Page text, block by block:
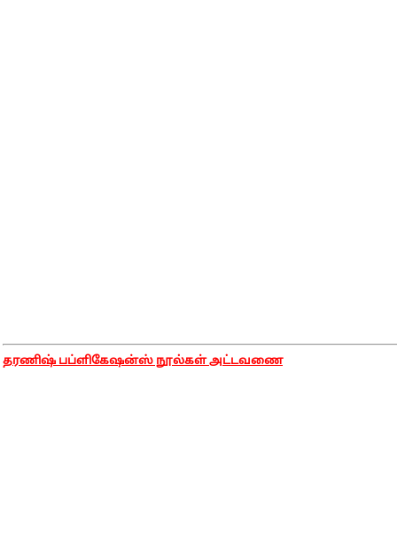
தரணிஷ் பப்ளிகேஷன்ஸ் நூல்கள் அட்டவணை